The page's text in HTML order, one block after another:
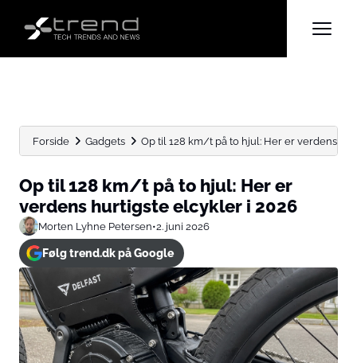
Forside Gadgets Op til 128 km/t på to hjul: Her er verdens...
Op til 128 km/t på to hjul: Her er
verdens hurtigste elcykler i 2026
Morten Lyhne Petersen•2. juni 2026
Følg trend.dk på Google